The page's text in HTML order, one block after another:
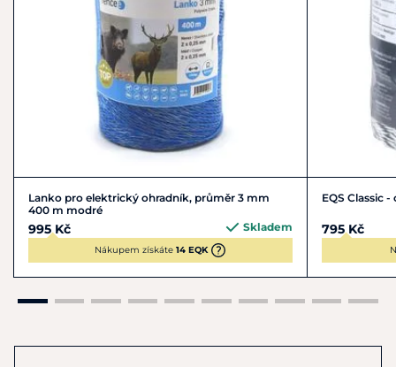
Lanko pro elektrický ohradník, průměr 3 mm
400 m modré
995 Kč Skladem
Nákupem získáte14 EQK
EQS Classic
795 Kč